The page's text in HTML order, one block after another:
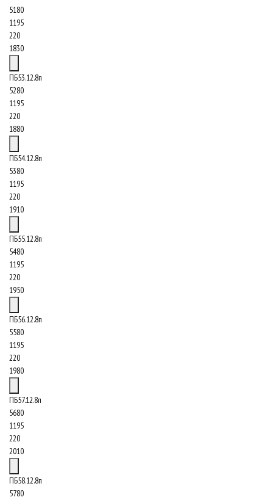
5180
1195
220
1830
ПБ53.12.8п
5280
1195
220
1880
ПБ54.12.8п
5380
1195
220
1910
ПБ55.12.8п
5480
1195
220
1950
ПБ56.12.8п
5580
1195
220
1980
ПБ57.12.8п
5680
1195
220
2010
ПБ58.12.8п
5780